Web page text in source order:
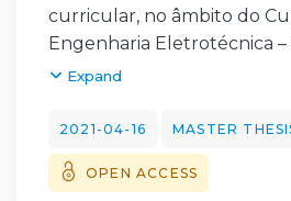
curricular, no âmbito do
Engenharia Eletrotécnica –
especialização em
em Sistemas de Energia,
Serviço de Utilização
(SUCH), no departamento
Expand
2021-04-16 MASTER
OPEN ACCESS